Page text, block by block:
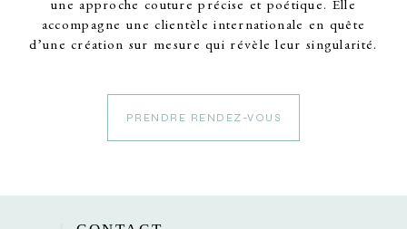
une approche couture précise et poétique. Elle
accompagne une clientèle internationale en quête
d’une création sur mesure qui révèle leur singularité.
PRENDRE RENDEZ-VOUS